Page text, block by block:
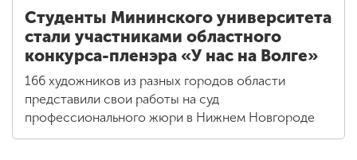
Студенты Мининского университета
стали участниками областного
конкурса-пленэра «У нас на Волге»
166 художников из разных городов области
представили свои работы на суд
профессионального жюри в Нижнем Новгороде